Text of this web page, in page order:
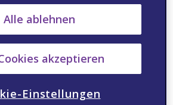
lokal bei Gingivitis,
Aphten und Mundsoor
Produkt gehört zu der
deren
des
Alle ablehnen
akzeptieren
Einstellungen